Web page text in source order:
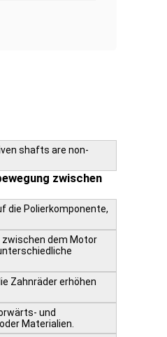
shafts are non-
zwischen
die Polierkomponente,
zwischen dem Motor
Zahnräder erhöhen
und
Materialien.